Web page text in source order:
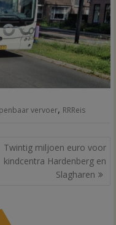
vervoer, RRReis
Twintig miljoen euro voor
kindcentra Hardenberg en
Slagharen